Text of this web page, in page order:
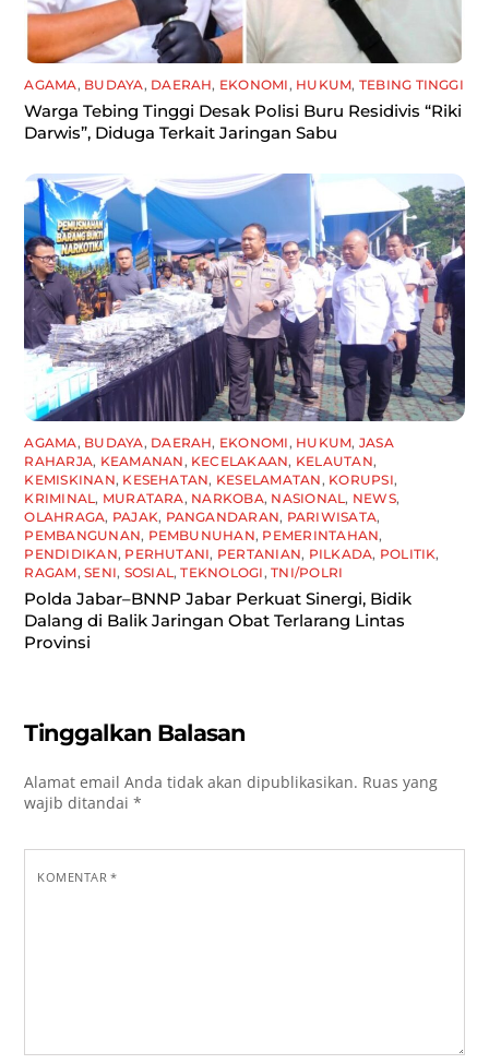
AGAMA, BUDAYA, DAERAH, EKONOMI, HUKUM, TEBING TINGGI
Warga Tebing Tinggi Desak Polisi Buru Residivis “Riki
Darwis”, Diduga Terkait Jaringan Sabu
AGAMA, BUDAYA, DAERAH, EKONOMI, HUKUM, JASA
RAHARJA, KEAMANAN, KECELAKAAN, KELAUTAN,
KEMISKINAN, KESEHATAN, KESELAMATAN, KORUPSI,
KRIMINAL, MURATARA, NARKOBA, NASIONAL, NEWS,
OLAHRAGA, PAJAK, PANGANDARAN, PARIWISATA,
PEMBANGUNAN, PEMBUNUHAN, PEMERINTAHAN,
PENDIDIKAN, PERHUTANI, PERTANIAN, PILKADA, POLITIK,
RAGAM,SENI, SOSIAL,TEKNOLOGI,TNI/POLRI
Polda Jabar–BNNP Jabar Perkuat Sinergi, Bidik
Dalang di Balik Jaringan Obat Terlarang Lintas
Provinsi
Tinggalkan Balasan
Alamat email Anda tidak akan dipublikasikan. Ruas yang
wajib ditandai*
KOMENTAR*